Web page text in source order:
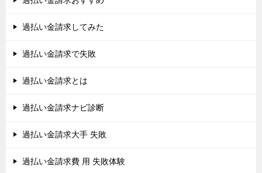
過払い金請求してみた
過払い金請求で失敗
過払い金請求とは
過払い金請求ナビ診断
過払い金請求大手 失敗
過払い金請求費 用 失敗体験